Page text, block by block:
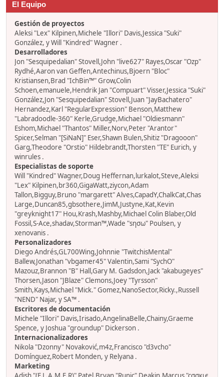
El Equipo
Gestión de proyectos
Aleksi "Lex" Kilpinen,Michele "Illori" Davis,Jessica "Suki"
González, y Will "Kindred" Wagner .
Desarrolladores
Jon "Sesquipedalian" Stovell,John "live627" Rayes,Oscar "Ozp"
Rydhé,Aaron van Geffen,Antechinus,Bjoern "Bloc"
Kristiansen,Brad "IchBin™" Grow,Colin
Schoen,emanuele,Hendrik Jan "Compuart" Visser,Jessica "Suki"
González,Jon "Sesquipedalian" Stovell,Juan "JayBachatero"
Hernandez,Karl "RegularExpression" Benson,Matthew
"Labradoodle-360" Kerle,Grudge,Michael "Oldiesmann"
Eshom,Michael "Thantos" Miller,Norv,Peter "Arantor"
Spicer,Selman "[SiNaN]" Eser,Shawn Bulen,Shitiz "Dragooon"
Garg,Theodore "Orstio" Hildebrandt,Thorsten "TE" Eurich, y
winrules .
Especialistas de soporte
Will "Kindred" Wagner,Doug Heffernan,lurkalot,Steve,Aleksi
"Lex" Kilpinen,br360,GigaWatt,ziycon,Adam
Tallon,Bigguy,Bruno "margarett" Alves,CapadY,ChalkCat,Chas
Large,Duncan85,gbsothere,JimM,Justyne,Kat,Kevin
"greyknight17" Hou,Krash,Mashby,Michael Colin Blaber,Old
Fossil,S-Ace,shadav,Storman™,Wade "sησω" Poulsen, y
xenovanis .
Personalizadores
Diego Andrés,GL700Wing,Johnnie "TwitchisMental"
Ballew,Jonathan "vbgamer45" Valentin,Sami "SychO"
Mazouz,Brannon "B" Hall,Gary M. Gadsdon,Jack "akabugeyes"
Thorsen,Jason "JBlaze" Clemons,Joey "Tyrsson"
Smith,Kays,Michael "Mick." Gomez,NanoSector,Ricky.,Russell
"NEND" Najar, y SA™ .
Escritores de documentación
Michele "Illori" Davis,Irisado,AngelinaBelle,Chainy,Graeme
Spence, y Joshua "groundup" Dickerson .
Internacionalizadores
Nikola "Dzonny" Novaković,m4z,Francisco "d3vcho"
Domínguez,Robert Monden, y Relyana .
Marketing